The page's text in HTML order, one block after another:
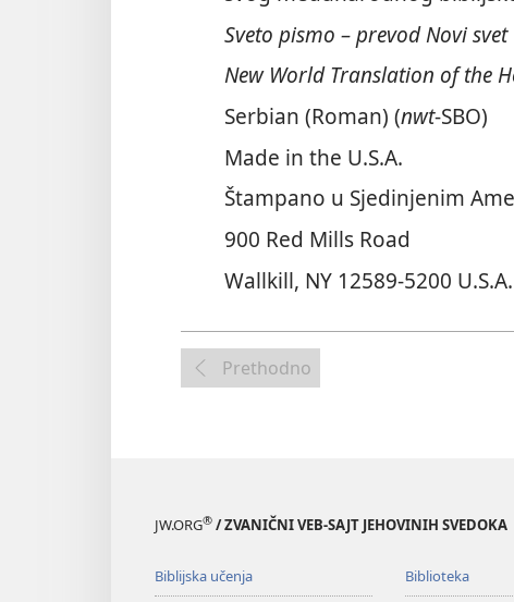
Sveto pismo – prevod Novi svet
New World Translation of the
Serbian (Roman) (nwt-SBO)
Made in the U.S.A.
Štampano u Sjedinjenim
900 Red Mills Road
Wallkill, NY 12589-5200 U.S.A.
Prethodno
JW.ORG® / ZVANIČNI VEB-SAJT JEHOVINIH SVEDOKA
Biblijska učenja Biblioteka